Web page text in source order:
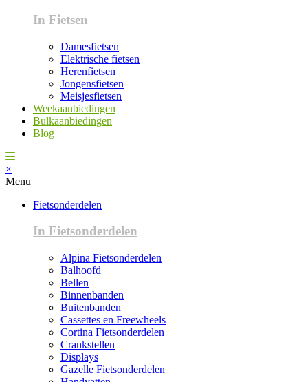
In Fietsen
Damesfietsen
Elektrische fietsen
Herenfietsen
Jongensfietsen
Meisjesfietsen
Weekaanbiedingen
Bulkaanbiedingen
Blog
×
Menu
Fietsonderdelen
In Fietsonderdelen
Alpina Fietsonderdelen
Balhoofd
Bellen
Binnenbanden
Buitenbanden
Cassettes en Freewheels
Cortina Fietsonderdelen
Crankstellen
Displays
Gazelle Fietsonderdelen